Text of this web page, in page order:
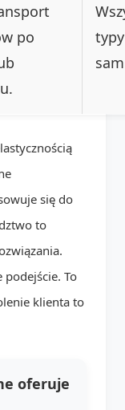
po
się do
to
To
klienta to
oferuje